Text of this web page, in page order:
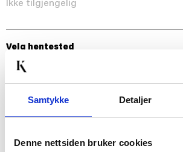
Samtykke Detaljer
Denne nettsiden bruker cookies
Ikke tilgjengelig
Velg hentested
BLI MED!
Som medlem i kundeklubben vår